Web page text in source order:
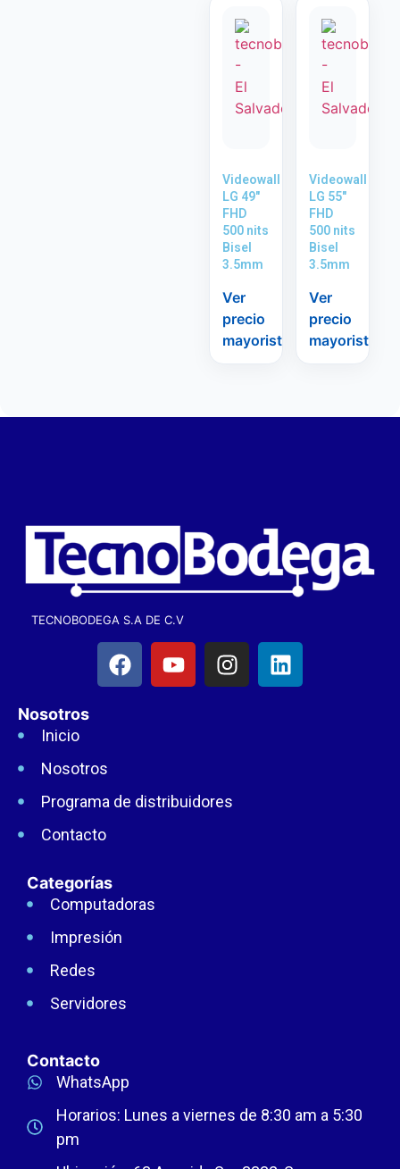
Videowall
LG 49″
FHD
500 nits
Bisel
3.5mm
Ver
precio
mayorista
Videowall
LG 55″
FHD
500 nits
Bisel
3.5mm
Ver
precio
mayorista
TECNOBODEGA S.A DE C.V
Nosotros
Inicio
Nosotros
Programa de distribuidores
Contacto
Categorías
Computadoras
Impresión
Redes
Servidores
Contacto
WhatsApp
Horarios: Lunes a viernes de 8:30 am a 5:30
pm